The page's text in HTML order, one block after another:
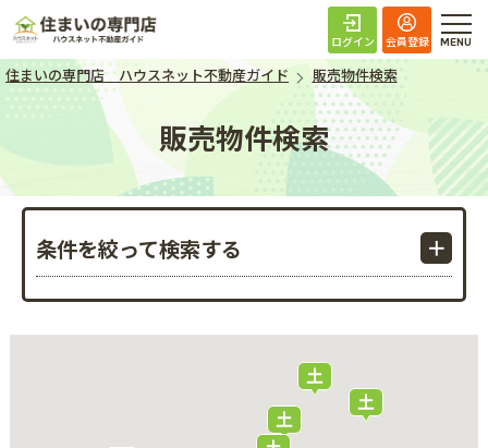
住まいの専門店 ハ
ログイン 会員登録
住まいの専門店 ハウスネット不動産ガイド 販売物件検索
販売物件検索
条件を絞って検索する